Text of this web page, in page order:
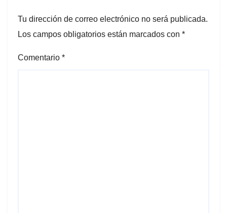
Tu dirección de correo electrónico no será publicada.
Los campos obligatorios están marcados con *
Comentario *